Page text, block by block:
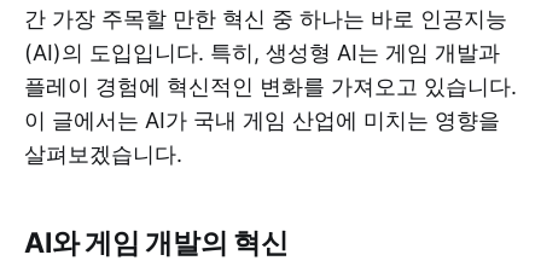
간 가장 주목할 만한 혁신 중 하나는 바로 인공지능
(AI)의 도입입니다. 특히, 생성형 AI는 게임 개발과
플레이 경험에 혁신적인 변화를 가져오고 있습니다.
이 글에서는 AI가 국내 게임 산업에 미치는 영향을
살펴보겠습니다.
AI와 게임 개발의 혁신